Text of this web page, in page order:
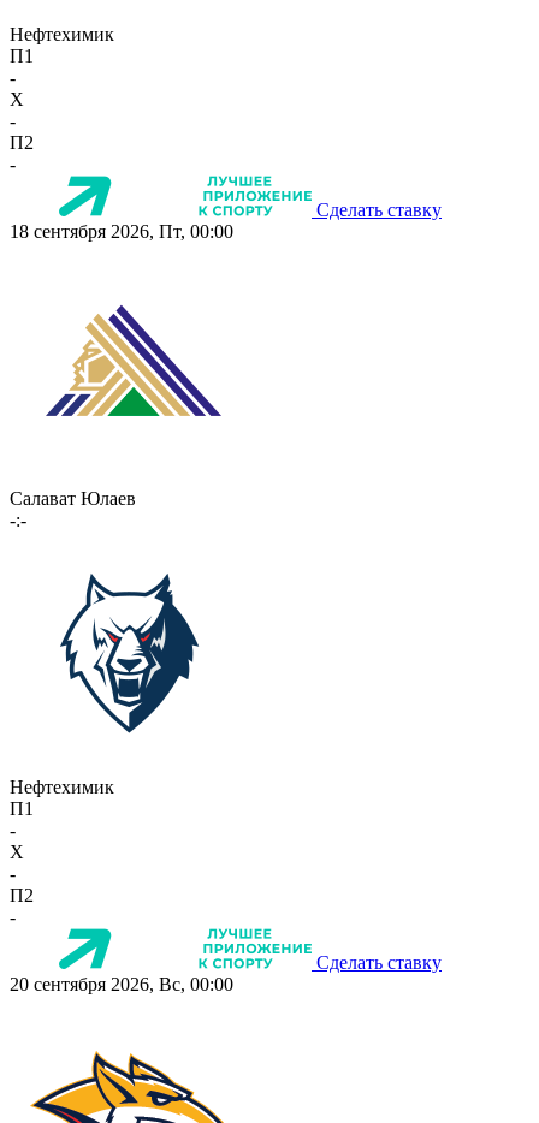
Нефтехимик
П1
-
X
-
П2
-
Сделать ставку
18 сентября 2026, Пт, 00:00
Салават Юлаев
-:-
Нефтехимик
П1
-
X
-
П2
-
Сделать ставку
20 сентября 2026, Вс, 00:00